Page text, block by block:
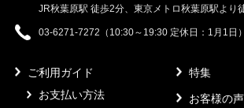
JR秋葉原駅 徒歩2分、東京メトロ秋葉原駅より
03-6271-7272（10:30～19:30 定休日：1月1日）
ご利用ガイド
お支払い方法
特集
お客様の声